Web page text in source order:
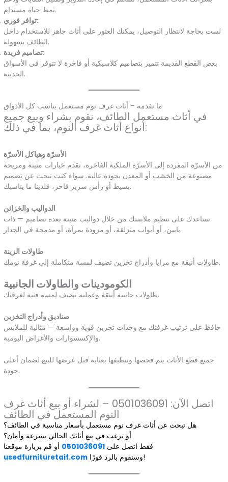
نمط حياة مستدام.
توافر فوري:
لست بحاجة لانتظار التوصيل، يمكنك العثور على أثاث جاهز للاستخدام داخل
الطائف بسهولة.
تصاميم فريدة:
بعض القطع القديمة تتميز بتصاميم كلاسيكية أو فاخرة لا تتوفر في الأسواق
الحديثة.
ما نقدمه – أثاث غرف نوم مستعمل يناسب كل الأذواق
في أثاث مستعمل الطائف، نقوم بشراء وبيع جميع
أنواع أثاث غرف النوم، بما في ذلك:
الأسرّة وهياكل الأسرّة
من الأسرّة المفردة إلى الأسرّة الملكية الفاخرة، نقدم خيارات متينة ومريحة
مصنوعة من الخشب أو المعدن بجودة عالية. سواء كنت تبحث عن تصميم
بسيط أو رأس سرير فاخر، فلدينا ما يناسبك.
الدواليب والخزائن
نساعدك على تنظيم ملابسك من خلال دواليب متينة بعدة تصاميم — ذات
بابين، أو أبواب منزلقة، أو مزودة بمرآة، أو مدمجة في الجدار.
طاولات الزينة
طاولات أنيقة مع مرايا وأدراج تخزين تضيف لمسة متكاملة إلى غرفة نومك.
الكومودينات والطاولات الجانبية
طاولات جانبية أنيقة وعملية تضيف لمسة فنية لغرفتك.
صناديق وأدراج التخزين
حافظ على ترتيب غرفتك مع وحدات تخزين قوية وواسعة — مثالية للملابس
والإكسسوارات والأغراض اليومية.
جميع قطع الأثاث يتم فحصها وتنظيفها بعناية قبل عرضها للبيع لضمان أعلى
جودة.
اتصل الآن: 0501036091 – لشراء أو بيع أثاث غرف
النوم المستعمل في الطائف
هل تبحث عن أثاث غرف نوم مستعمل بأسعار مناسبة في الطائف؟
أو ترغب في بيع أثاثك الحالي بسرعة وأمان؟
فقط اتصل على 0501036091 أو قم بزيارة موقعنا
usedfurnituretaif.com
وسنقوم بالرد فورًا!